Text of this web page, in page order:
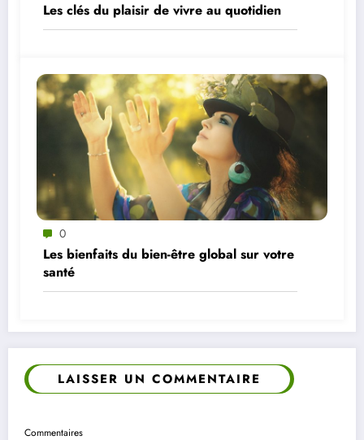
Les clés du plaisir de vivre au quotidien
0
Les bienfaits du bien-être global sur votre
santé
LAISSER UN COMMENTAIRE
Commentaires